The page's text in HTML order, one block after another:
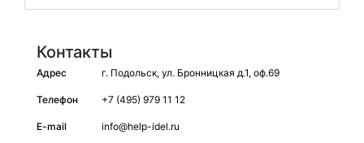
Контакты
Адрес г. Подольск, ул. Бронницкая д.1, оф.69
Телефон +7 (495) 979 11 12
E-mail info@help-idel.ru